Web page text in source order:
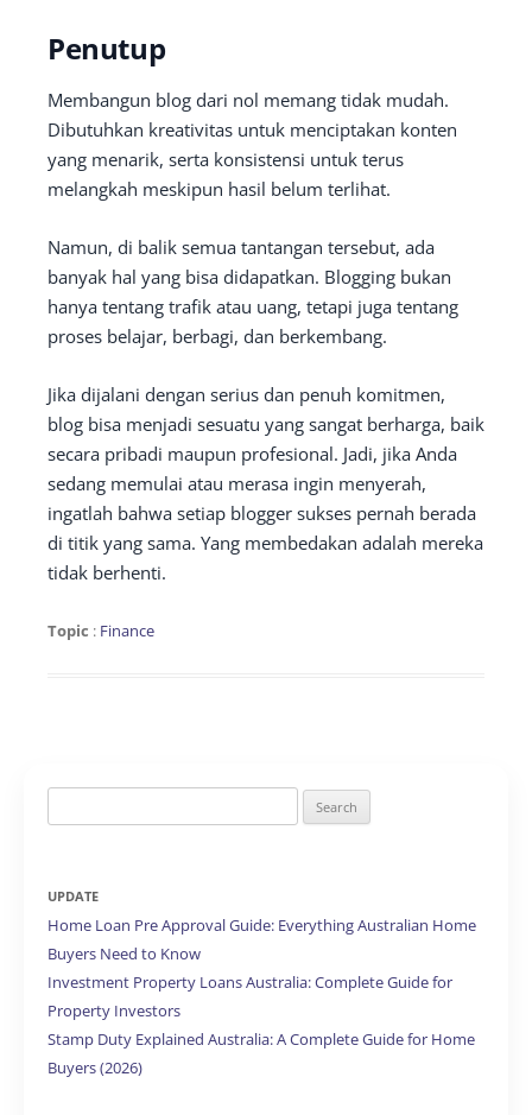
Penutup
Membangun blog dari nol memang tidak mudah.
Dibutuhkan kreativitas untuk menciptakan konten
yang menarik, serta konsistensi untuk terus
melangkah meskipun hasil belum terlihat.
Namun, di balik semua tantangan tersebut, ada
banyak hal yang bisa didapatkan. Blogging bukan
hanya tentang trafik atau uang, tetapi juga tentang
proses belajar, berbagi, dan berkembang.
Jika dijalani dengan serius dan penuh komitmen,
blog bisa menjadi sesuatu yang sangat berharga, baik
secara pribadi maupun profesional. Jadi, jika Anda
sedang memulai atau merasa ingin menyerah,
ingatlah bahwa setiap blogger sukses pernah berada
di titik yang sama. Yang membedakan adalah mereka
tidak berhenti.
Topic : Finance
for:
UPDATE
Home Loan Pre Approval Guide: Everything Australian Home
Buyers Need to Know
Investment Property Loans Australia: Complete Guide for
Property Investors
Stamp Duty Explained Australia: A Complete Guide for Home
Buyers (2026)